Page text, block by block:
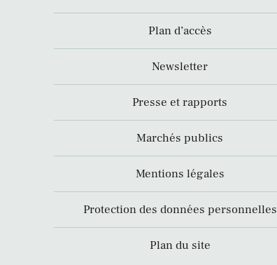
Plan d’accès
Newsletter
Presse et rapports
Marchés publics
Mentions légales
Protection des données personnelles
Plan du site